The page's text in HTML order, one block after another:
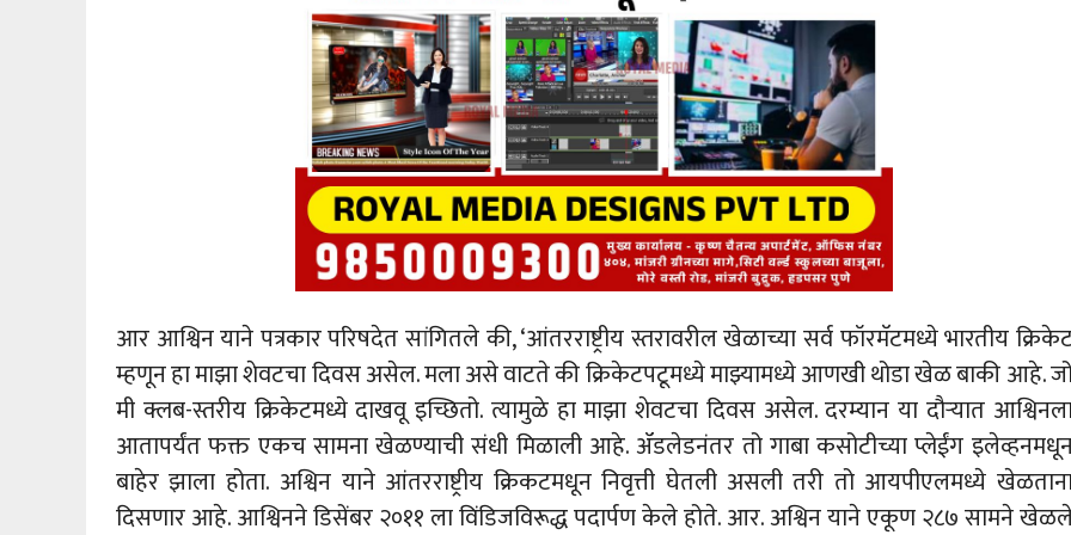
आर आश्विन याने पत्रकार परिषदेत सांगितले की, ‘आंतरराष्ट्रीय स्तरावरील खेळाच्या सर्व फॉरमॅटमध्ये भारतीय
म्हणून हा माझा शेवटचा दिवस असेल. मला असे वाटते की क्रिकेटपटूमध्ये माझ्यामध्ये आणखी थोडा खेळ बाकी आहे.
मी क्लब-स्तरीय क्रिकेटमध्ये दाखवू इच्छितो. त्यामुळे हा माझा शेवटचा दिवस असेल. दरम्यान या दौऱ्यात
आतापर्यंत फक्त एकच सामना खेळण्याची संधी मिळाली आहे. ॲडलेडनंतर तो गाबा कसोटीच्या प्लेईंग
बाहेर झाला होता. अश्विन याने आंतरराष्ट्रीय क्रिकटमधून निवृत्ती घेतली असली तरी तो आयपीएलमध्ये
दिसणार आहे. आश्विनने डिसेंबर २०११ ला विंडिजविरूद्ध पदार्पण केले होते. आर. अश्विन याने एकूण २८७ सामने